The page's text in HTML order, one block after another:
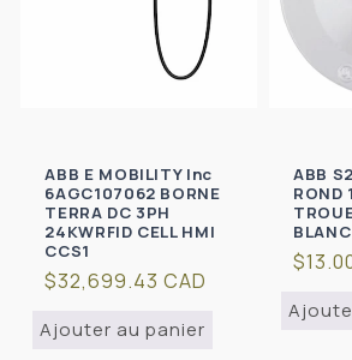
ABB E MOBILITY Inc
6AGC107062 BORNE
TERRA DC 3PH
24KWRFID CELL HMI
CCS1
Prix
$32,699.43 CAD
Ajouter au panier
ABB
ROND
BLANC
Prix